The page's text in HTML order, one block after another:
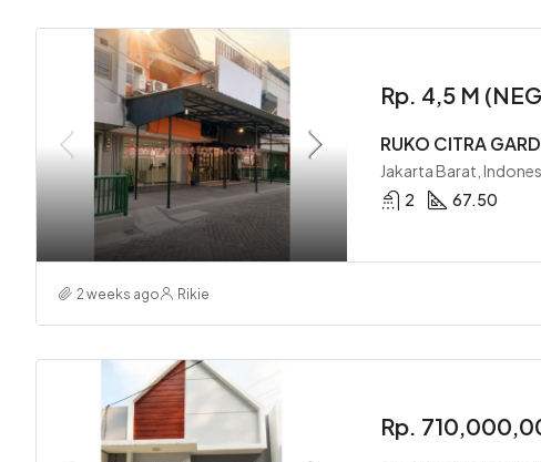
Rp. 4,5 M
RUKO CITRA
Jakarta Barat,
2
67.50
2 weeks ago Rikie
Rp.